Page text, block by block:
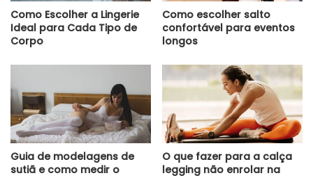
Como Escolher a Lingerie
Ideal para Cada Tipo de
Corpo
Como escolher salto
confortável para eventos
longos
Guia de modelagens de
sutiã e como medir o
O que fazer para a calça
legging não enrolar na